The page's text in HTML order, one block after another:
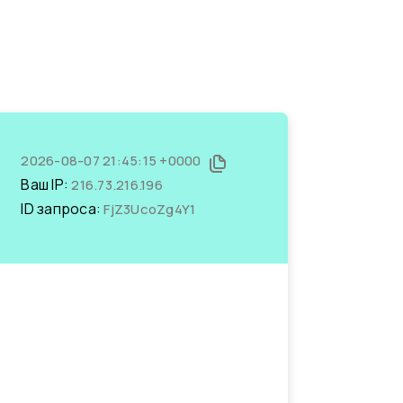
2026-08-07 21:45:15 +0000
Ваш IP:216.73.216.196
ID запроса:FjZ3UcoZg4Y1